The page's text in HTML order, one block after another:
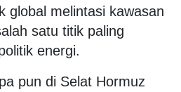
global melintasi kawasan
satu titik paling
energi.
pun di Selat Hormuz